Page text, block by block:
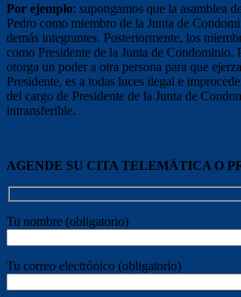
Por ejemplo: supongamos que la asamblea
Pedro como miembro de la Junta de
demás integrantes. Posteriormente, los
como Presidente de la Junta de Condominio.
otorga un poder a otra persona para que
Presidente, es a todas luces ilegal e
del cargo de Presidente de la Junta de
intransferible.
AGENDE SU CITA TELEMÁTICA O
Tu nombre (obligatorio)
Tu correo electrónico (obligatorio)